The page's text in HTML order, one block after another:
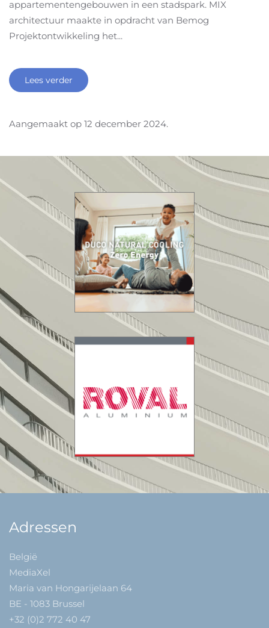
appartementengebouwen in een stadspark. MIX
architectuur maakte in opdracht van Bemog
Projektontwikkeling het...
Lees verder
Aangemaakt op 12 december 2024.
Adressen
België
MediaXel
Maria van Hongarijelaan 64
BE - 1083 Brussel
+32 (0)2 772 40 47